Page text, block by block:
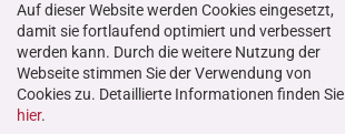
Auf dieser Website werden Cookies eingesetzt,
damit sie fortlaufend optimiert und verbessert
werden kann. Durch die weitere Nutzung der
Webseite stimmen Sie der Verwendung von
Cookies zu. Detaillierte Informationen finden Sie
hier.
Getreidewodka-Essenzen